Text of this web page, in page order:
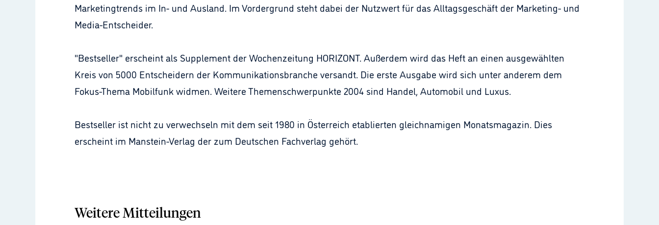
Marketingtrends im In- und Ausland. Im Vordergrund steht dabei der Nutzwert für das Alltagsgeschäft der Marketing- und
Media-Entscheider.
"Bestseller" erscheint als Supplement der Wochenzeitung HORIZONT. Außerdem wird das Heft an einen ausgewählten
Kreis von 5000 Entscheidern der Kommunikationsbranche versandt. Die erste Ausgabe wird sich unter anderem dem
Fokus-Thema Mobilfunk widmen. Weitere Themenschwerpunkte 2004 sind Handel, Automobil und Luxus.
Bestseller ist nicht zu verwechseln mit dem seit 1980 in Österreich etablierten gleichnamigen Monatsmagazin. Dies
erscheint im Manstein-Verlag der zum Deutschen Fachverlag gehört.
Weitere Mitteilungen